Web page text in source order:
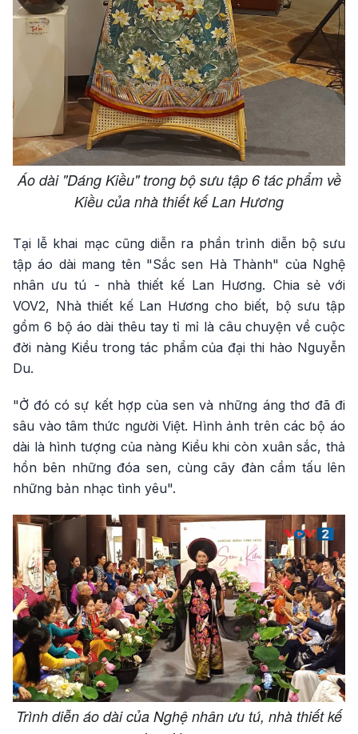
Áo dài "Dáng Kiều" trong bộ sưu tập 6 tác phẩm về
Kiều của nhà thiết kế Lan Hương
Tại lễ khai mạc cũng diễn ra phần trình diễn bộ sưu
tập áo dài mang tên "Sắc sen Hà Thành" của Nghệ
nhân ưu tú - nhà thiết kế Lan Hương. Chia sẻ với
VOV2, Nhà thiết kế Lan Hương cho biết, bộ sưu tập
gồm 6 bộ áo dài thêu tay tỉ mỉ là câu chuyện về cuộc
đời nàng Kiều trong tác phẩm của đại thi hào Nguyễn
Du.
"Ở đó có sự kết hợp của sen và những áng thơ đã đi
sâu vào tâm thức người Việt. Hình ảnh trên các bộ áo
dài là hình tượng của nàng Kiều khi còn xuân sắc, thả
hồn bên những đóa sen, cùng cây đàn cầm tấu lên
những bản nhạc tình yêu".
Trình diễn áo dài của Nghệ nhân ưu tú, nhà thiết kế